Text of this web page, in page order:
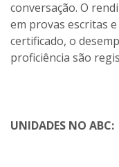
conversação. O
em provas escritas
certificado, o
proficiência são
UNIDADES NO ABC: